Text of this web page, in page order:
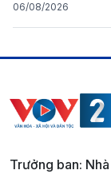
06/08/2026
Trưởng ban: